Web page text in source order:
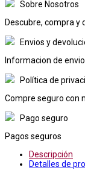
Sobre Nosotros
Descubre, compra y
Envios y
Informacion de
Política de
Compre seguro con
Pago seguro
Pagos seguros
Descripción
Detalles de